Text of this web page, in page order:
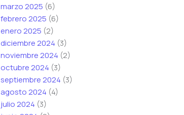
marzo 2025 (6)
febrero 2025 (6)
enero 2025 (2)
diciembre 2024 (3)
noviembre 2024 (2)
octubre 2024 (3)
septiembre 2024 (3)
agosto 2024 (4)
julio 2024 (3)